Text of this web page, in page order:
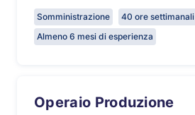
Somministrazione
40 ore settimanali
Almeno 6 mesi di esperienza
Operaio Produzione